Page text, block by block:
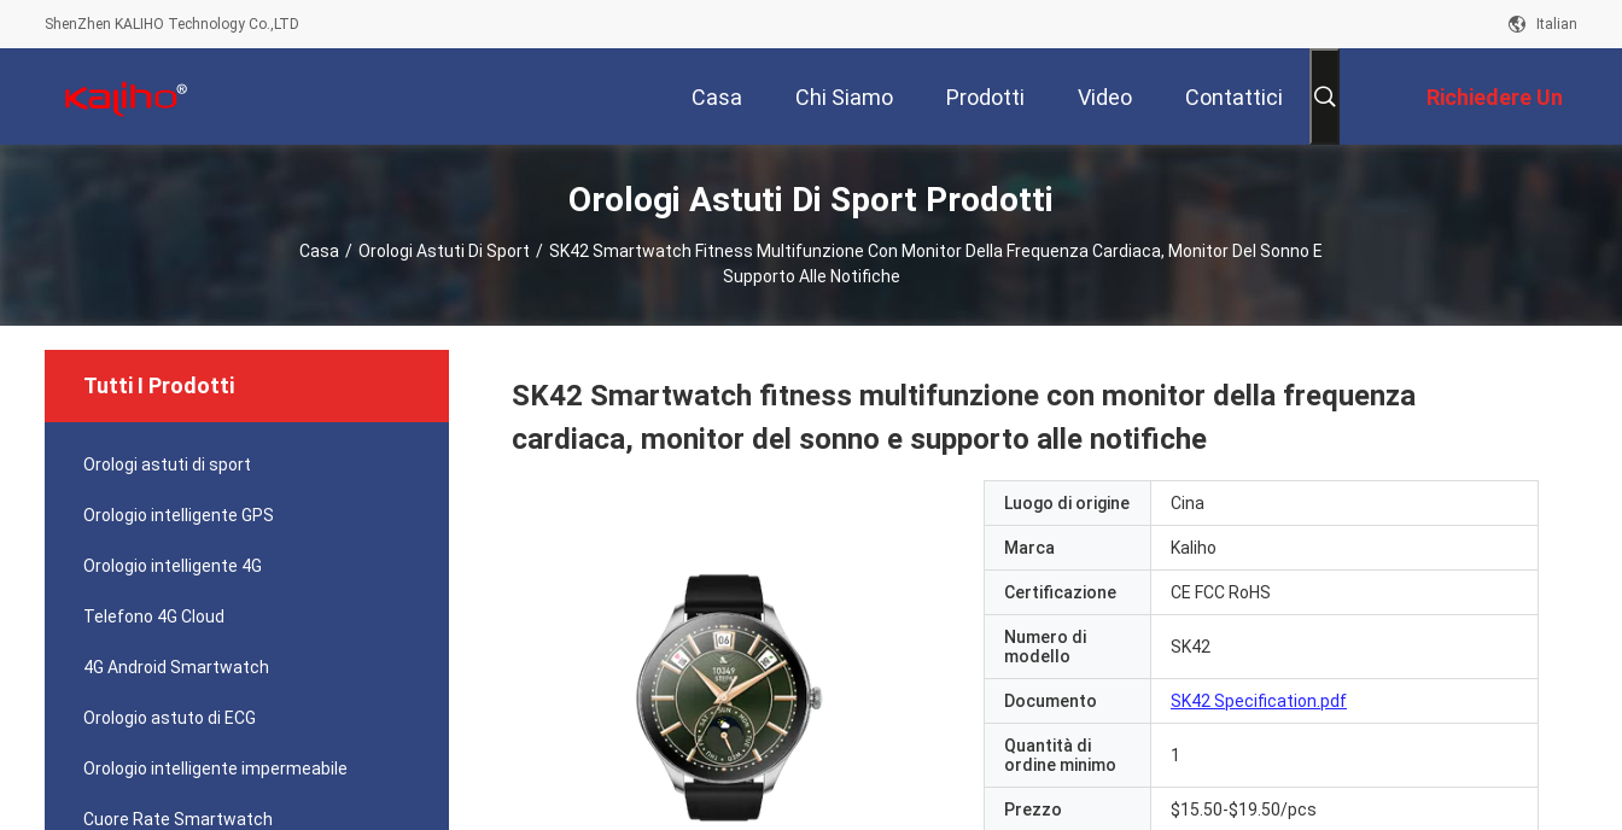
ShenZhen KALIHO Technology Co.,LTD Italian
Casa Chi Siamo Prodotti Video Contattici Richiedere Un
Preventivo
Orologi Astuti Di Sport Prodotti
Casa / Orologi Astuti Di Sport / SK42 Smartwatch Fitness Multifunzione Con Monitor Della Frequenza Cardiaca, Monitor Del Sonno E
Supporto Alle Notifiche
Tutti I Prodotti
Orologi astuti di sport
Orologio intelligente GPS
Orologio intelligente 4G
Telefono 4G Cloud
4G Android Smartwatch
Orologio astuto di ECG
Orologio intelligente impermeabile
Cuore Rate Smartwatch
SK42 Smartwatch fitness multifunzione con monitor della frequenza
cardiaca, monitor del sonno e supporto alle notifiche
Luogo di origine Cina
Marca Kaliho
Certificazione CE FCC RoHS
Numero di
modello
SK42
Documento SK42 Specification.pdf
Quantità di
ordine minimo
1
Prezzo $15.50-$19.50/pcs